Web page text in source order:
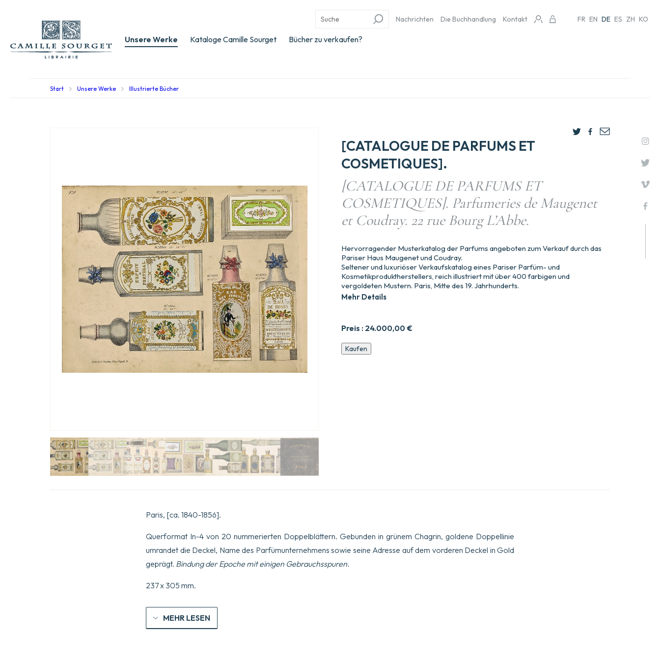
Unsere Werke Kataloge Camille Sourget Bücher zu verkaufen?
Nachrichten Die Buchhandlung Kontakt FR EN DE ES ZH KO
Start Unsere Werke Illustrierte Bücher
[CATALOGUE DE PARFUMS ET
COSMETIQUES].
[CATALOGUE DE PARFUMS ET
COSMETIQUES]. Parfumeries de Maugenet
et Coudray. 22 rue Bourg L’Abbe.
Preis : 24.000,00 €
Hervorragender Musterkatalog der Parfums angeboten zum Verkauf durch das
Pariser Haus Maugenet und Coudray.
Seltener und luxuriöser Verkaufskatalog eines Pariser Parfüm- und
Kosmetikproduktherstellers, reich illustriert mit über 400 farbigen und
vergoldeten Mustern. Paris, Mitte des 19. Jahrhunderts.
Mehr Details
[KATALOG
VON
Kaufen
Paris, [ca. 1840-1856].
Querformat In-4 von 20 nummerierten Doppelblättern. Gebunden in grünem Chagrin, goldene Doppellinie
umrandet die Deckel, Name des Parfümunternehmens sowie seine Adresse auf dem vorderen Deckel in Gold
geprägt. Bindung der Epoche mit einigen Gebrauchsspuren.
237 x 305 mm.
MEHR LESEN